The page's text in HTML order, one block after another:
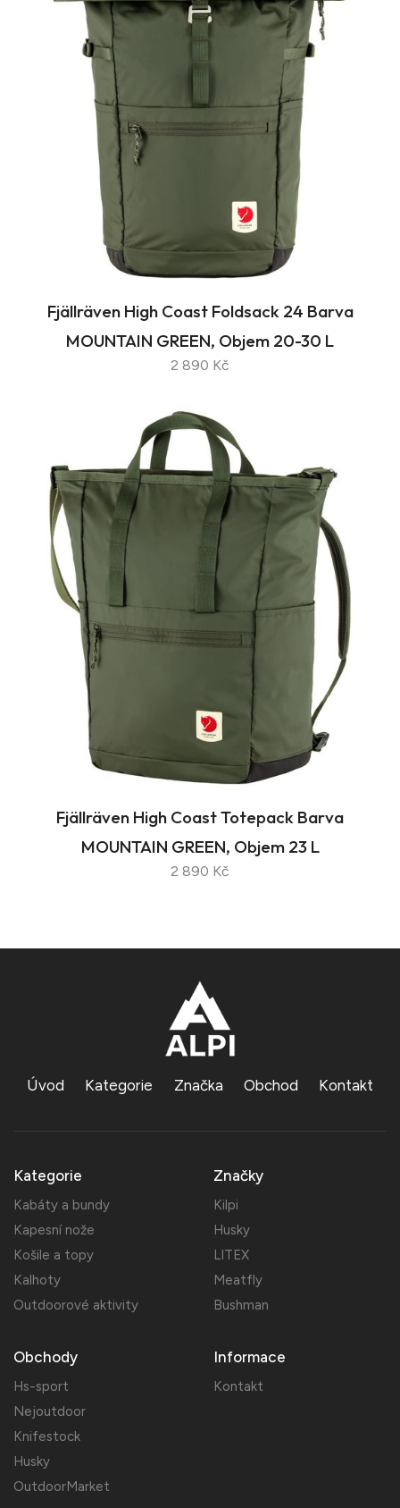
Fjällräven High Coast Foldsack 24 Barva
MOUNTAIN GREEN, Objem 20-30 L
2 890 Kč
Fjällräven High Coast Totepack Barva
MOUNTAIN GREEN, Objem 23 L
2 890 Kč
Úvod Kategorie Značka Obchod Kontakt
Kategorie
Kabáty a bundy
Kapesní nože
Košile a topy
Kalhoty
Outdoorové aktivity
Značky
Kilpi
Husky
LITEX
Meatfly
Bushman
Obchody
Hs-sport
Nejoutdoor
Knifestock
Husky
OutdoorMarket
Informace
Kontakt